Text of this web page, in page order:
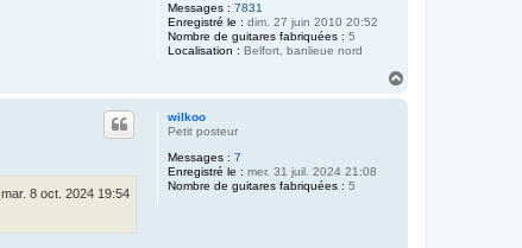
Messages : 7831
Enregistré le : dim. 27 juin 2010 20:52
Nombre de guitares fabriquées : 5
Localisation : Belfort, banlieue nord
wilkoo
Petit posteur
Messages : 7
Enregistré le : mer. 31 juil. 2024 21:08
Nombre de guitares fabriquées : 5
mar. 8 oct. 2024 19:54